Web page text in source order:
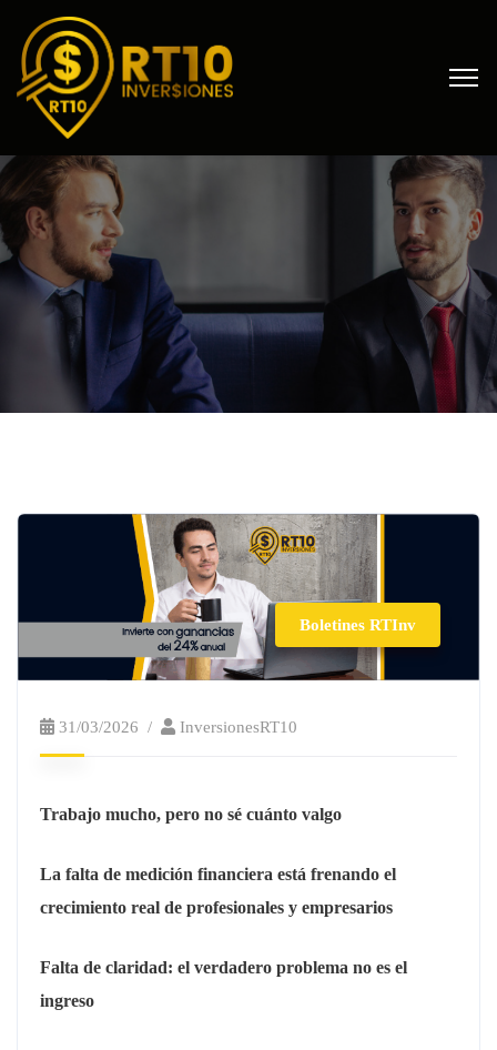
Boletines RTInv
31/03/2026 InversionesRT10
Trabajo mucho, pero no sé cuánto valgo
La falta de medición financiera está frenando el
crecimiento real de profesionales y empresarios
Falta de claridad: el verdadero problema no es el
ingreso